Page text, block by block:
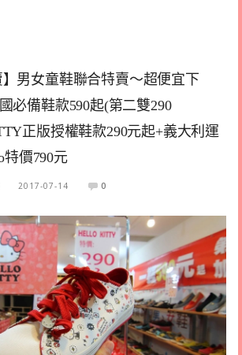
】男女童鞋聯合特賣～超便宜下
必備鞋款590起(第二雙290
正版授權鞋款290元起+義大利運
價790元
2017-07-14 0